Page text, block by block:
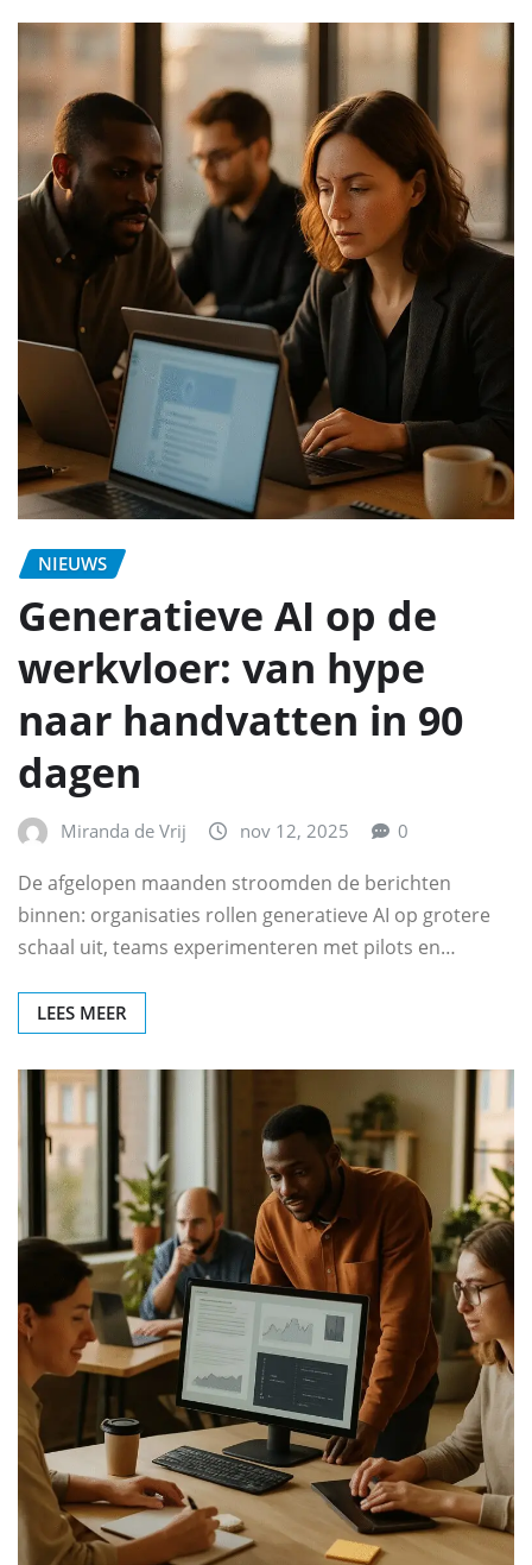
NIEUWS
Generatieve AI op de
werkvloer: van hype
naar handvatten in 90
dagen
Miranda de Vrij nov 12, 2025 0
De afgelopen maanden stroomden de berichten
binnen: organisaties rollen generatieve AI op grotere
schaal uit, teams experimenteren met pilots en…
LEES MEER